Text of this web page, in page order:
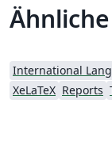
International
XeLaTeX Reports